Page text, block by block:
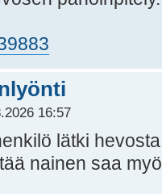
16:57
lätki
nainen saa